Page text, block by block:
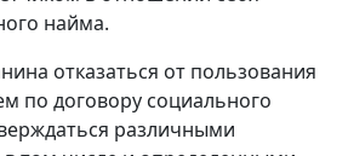
найма.
отказаться от пользования
по договору социального
различными